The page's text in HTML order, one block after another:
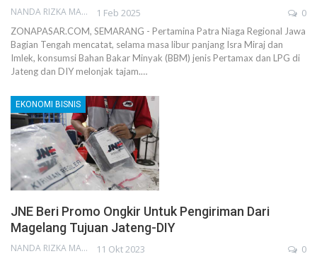
NANDA RIZKA MAHENDRA 1 Feb 2025 0
ZONAPASAR.COM, SEMARANG - Pertamina Patra Niaga Regional Jawa
Bagian Tengah mencatat, selama masa libur panjang Isra Miraj dan
Imlek, konsumsi Bahan Bakar Minyak (BBM) jenis Pertamax dan LPG di
Jateng dan DIY melonjak tajam.…
EKONOMI BISNIS
JNE Beri Promo Ongkir Untuk Pengiriman Dari
Magelang Tujuan Jateng-DIY
NANDA RIZKA MAHENDRA 11 Okt 2023 0